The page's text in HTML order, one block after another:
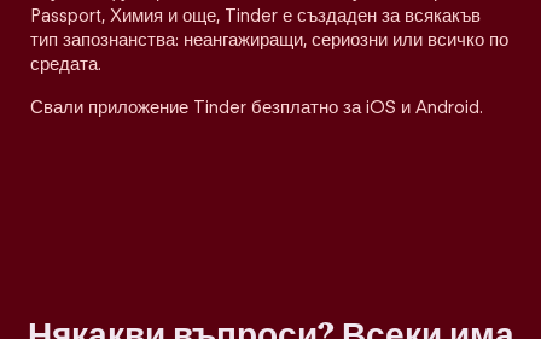
Passport, Химия и още, Tinder е създаден за всякакъв
тип запознанства: неангажиращи, сериозни или всичко по
средата.
Свали приложение Tinder безплатно за iOS и Android.